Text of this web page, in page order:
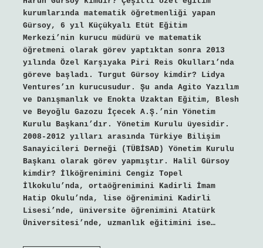
kurumlarında matematik öğretmenliği yapan
Gürsoy, 6 yıl Küçükyalı Etüt Eğitim
Merkezi’nin kurucu müdürü ve matematik
öğretmeni olarak görev yaptıktan sonra 2013
yılında Özel Karşıyaka Piri Reis Okulları’nda
göreve başladı. Turgut Gürsoy kimdir? Lidya
Ventures’ın kurucusudur. Şu anda Agito Yazılım
ve Danışmanlık ve Enokta Uzaktan Eğitim, Blesh
ve Beyoğlu Gazozu İçecek A.Ş.’nin Yönetim
Kurulu Başkanı’dır. Yönetim Kurulu üyesidir.
2008-2012 yılları arasında Türkiye Bilişim
Sanayicileri Derneği (TÜBİSAD) Yönetim Kurulu
Başkanı olarak görev yapmıştır. Halil Gürsoy
kimdir? İlköğrenimini Cengiz Topel
İlkokulu’nda, ortaöğrenimini Kadirli İmam
Hatip Okulu’nda, lise öğrenimini Kadirli
Lisesi’nde, üniversite öğrenimini Atatürk
Üniversitesi’nde, uzmanlık eğitimini ise…